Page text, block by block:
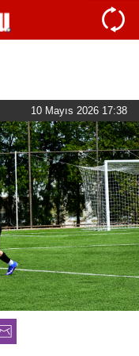
10 Mayıs 2026 17:38